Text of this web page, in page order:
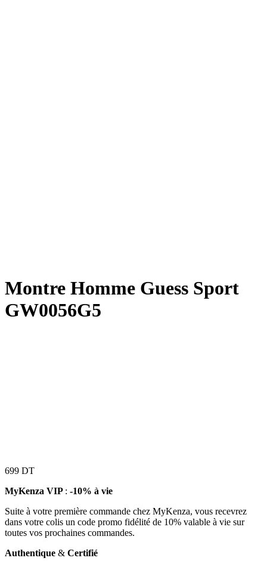
Montre Homme Guess Sport
GW0056G5
699 DT
MyKenza VIP : -10% à vie
Suite à votre première commande chez MyKenza, vous recevrez
dans votre colis un code promo fidélité de 10% valable à vie sur
toutes vos prochaines commandes.
Authentique & Certifié